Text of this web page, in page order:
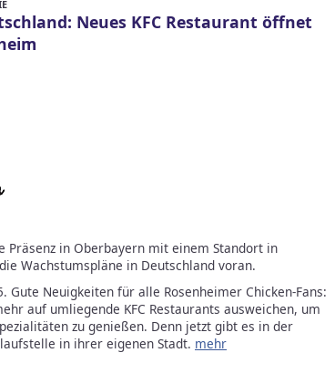
Neues KFC Restaurant öffnet
Präsenz in Oberbayern mit einem Standort in
Wachstumspläne in Deutschland voran.
Gute Neuigkeiten für alle Rosenheimer Chicken-Fans:
auf umliegende KFC Restaurants ausweichen, um
zu genießen. Denn jetzt gibt es in der
in ihrer eigenen Stadt. mehr